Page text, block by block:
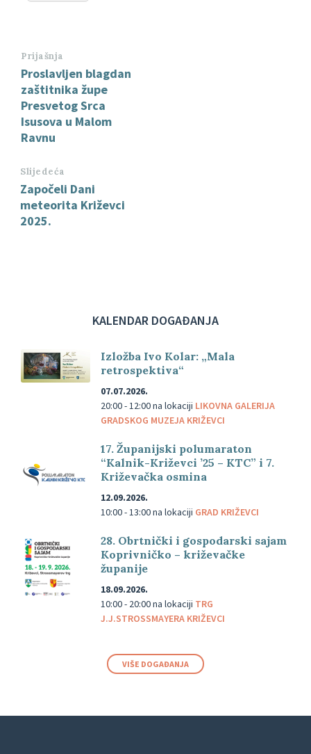
Prijašnja
Proslavljen blagdan
zaštitnika župe
Presvetog Srca
Isusova u Malom
Ravnu
Slijedeća
Započeli Dani
meteorita Križevci
2025.
KALENDAR DOGAĐANJA
Izložba Ivo Kolar: „Mala
retrospektiva“
07.07.2026.
20:00 - 12:00na lokaciji LIKOVNA GALERIJA
GRADSKOG MUZEJA KRIŽEVCI
17. Županijski polumaraton
“Kalnik-Križevci ’25 – KTC” i 7.
Križevačka osmina
12.09.2026.
10:00 - 13:00na lokaciji GRAD KRIŽEVCI
28. Obrtnički i gospodarski sajam
Koprivničko – križevačke
županije
18.09.2026.
10:00 - 20:00na lokaciji TRG
J.J.STROSSMAYERA KRIŽEVCI
VIŠE DOGAĐANJA